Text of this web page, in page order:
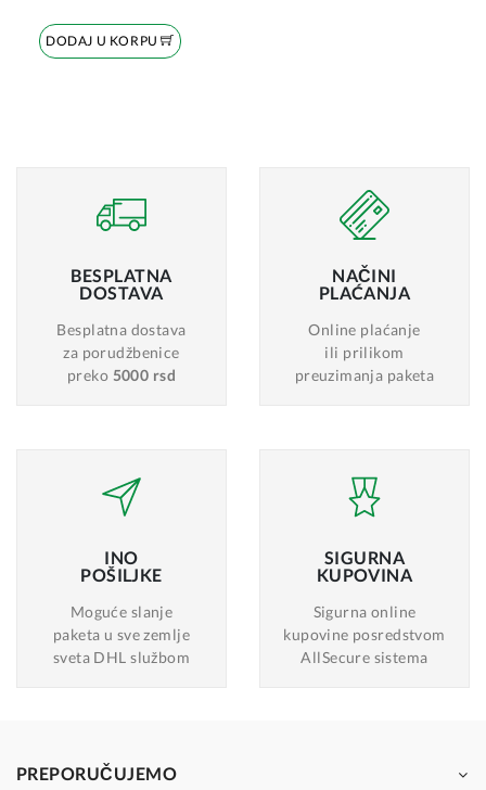
DODAJ U KORPU
BESPLATNA
DOSTAVA
Besplatna dostava
za porudžbenice
preko 5000 rsd
NAČINI
PLAĆANJA
Online plaćanje
ili prilikom
preuzimanja paketa
INO
POŠILJKE
Moguće slanje
paketa u sve zemlje
sveta DHL službom
SIGURNA
KUPOVINA
Sigurna online
kupovine posredstvom
AllSecure sistema
PREPORUČUJEMO